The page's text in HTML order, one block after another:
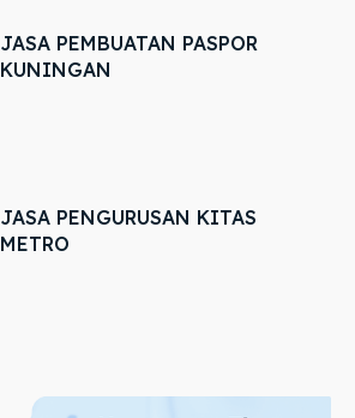
JASA PEMBUATAN PASPOR
KUNINGAN
JASA PENGURUSAN KITAS
METRO